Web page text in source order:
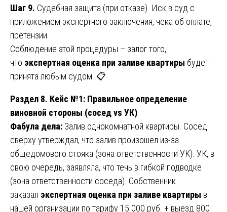
Шаг 9. Судебная защита (при отказе). Иск в суд с
приложением экспертного заключения, чека об оплате,
претензии.
Соблюдение этой процедуры – залог того,
что экспертная оценка при заливе квартиры будет
принята любым судом. 📋
Раздел 8. Кейс №1: Правильное определение
виновной стороны (сосед vs УК)
Фабула дела: Залив однокомнатной квартиры. Сосед
сверху утверждал, что залив произошел из-за
общедомового стояка (зона ответственности УК). УК, в
свою очередь, заявляла, что течь в гибкой подводке
(зона ответственности соседа). Собственник
заказал экспертная оценка при заливе квартиры в
нашей организации по тарифу 15 000 руб. + выезд 800